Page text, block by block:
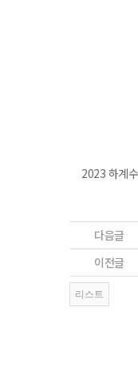
2023 하계
다음글
이전글